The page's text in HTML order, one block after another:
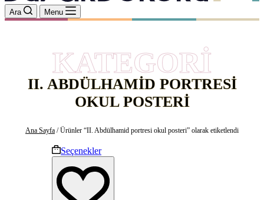
Ara Menu
KATEGORİ
II. ABDÜLHAMID PORTRESI
OKUL POSTERI
Ana Sayfa / Ürünler “II. Abdülhamid portresi okul posteri” olarak etiketlendi
SeçeneklerBu
ürünün
birden
fazla
varyasyonu